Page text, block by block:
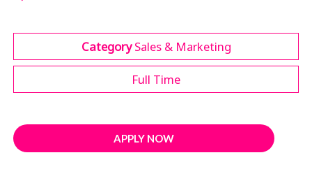
CategorySales & Marketing
Full Time
APPLY NOW